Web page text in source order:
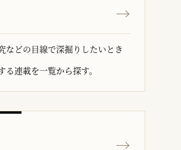
などの目線で深掘りしたいとき
る連載を一覧から探す。